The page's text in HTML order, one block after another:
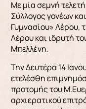
Με μία σεμνή
Σύλλογος γονέων
Γυμνασίου» Λέρου,
Λέρου και ιδρυτή
Μπελλένη.
Την Δευτέρα 14
ετελέσθη
προτομής του
αρχιερατικού